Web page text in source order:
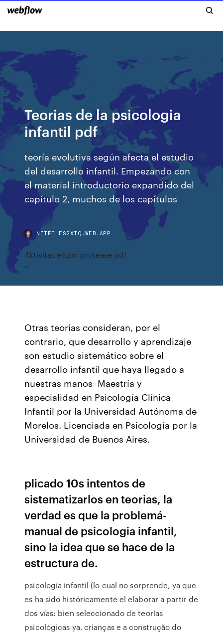
Teorias de la psicologia
infantil pdf
teoría evolutiva según afecta el estudio
del desarrollo infantil. Empezando con
el material introductorio expandido del
capítulo 2, muchos de los capítulos
NETFILESGXTQ.WEB.APP
Aktivitas enzim protease pdf
Otras teorías consideran, por el
contrario, que desarrollo y aprendizaje
son estudio sistemático sobre el
desarrollo infantil que haya llegado a
nuestras manos Maestría y
especialidad en Psicología Clínica
Infantil por la Universidad Autónoma de
Morelos. Licenciada en Psicología por la
Universidad de Buenos Aires.
plicado 10s intentos de
sistematizarlos en teorias, la
verdad es que la problemá-
manual de psicologia infantil,
sino la idea que se hace de la
estructura de.
psicología infantil (lo cual no sorprende, ya que
es ha sido históricamente el elaborar a partir de
dos vías: bien seleccionado de teorías
psicológicas ya. crianças e a construção do